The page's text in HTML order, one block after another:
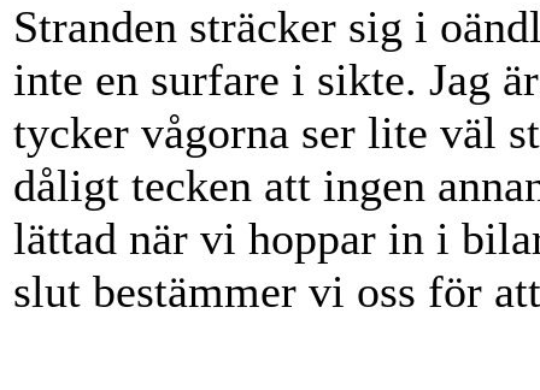
Stranden sträcker sig i
inte en surfare i sikte. Jag
tycker vågorna ser lite väl
dåligt tecken att ingen
lättad när vi hoppar in i
slut bestämmer vi oss för